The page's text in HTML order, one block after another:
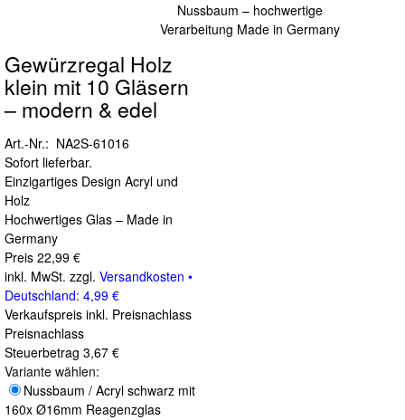
Gewürzregal Holz
klein mit 10 Gläsern
– modern & edel
Art.-Nr.: NA2S-61016
Sofort lieferbar.
Einzigartiges Design Acryl und
Holz
Hochwertiges Glas – Made in
Germany
Preis 22,99 €
inkl. MwSt. zzgl. Versandkosten •
Deutschland: 4,99 €
Verkaufspreis inkl. Preisnachlass
Preisnachlass
Steuerbetrag 3,67 €
Variante wählen:
Nussbaum / Acryl schwarz mit
160x Ø16mm Reagenzglas